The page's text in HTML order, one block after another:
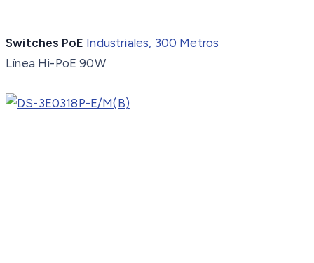
Switches PoE Industriales, 300 Metros
Línea Hi-PoE 90W